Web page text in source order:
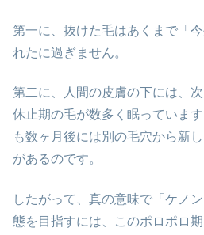
第一に、抜けた毛はあくまで「
れたに過ぎません。
第二に、人間の皮膚の下には、
休止期の毛が数多く眠っていま
も数ヶ月後には別の毛穴から新
があるのです。
したがって、真の意味で「ケノ
態を目指すには、このポロポロ